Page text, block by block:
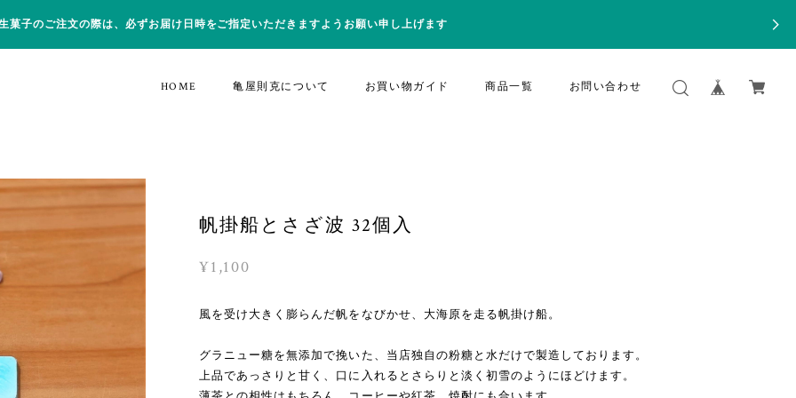
菓子のご注文の際は、必ずお届け日時をご指定いただきますようお願い申し上げます
HOME 亀屋則克について お買い物ガイド 商品一覧 お問い合わせ
帆掛船とさざ波 32個入
¥1,100
風を受け大きく膨らんだ帆をなびかせ、大海原を走る帆掛け船。
グラニュー糖を無添加で挽いた、当店独自の粉糖と水だけで製造しております。
上品であっさりと甘く、口に入れるとさらりと淡く初雪のようにほどけます。
薄茶との相性はもちろん、コーヒーや紅茶、焼酎にも合います。